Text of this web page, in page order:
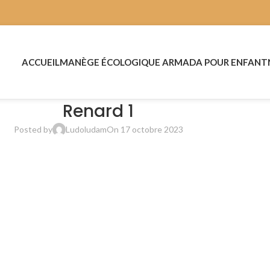
ACCUEIL MANÈGE ÉCOLOGIQUE ARMADA POUR ENFANT
Renard 1
Posted by LudoludamOn 17 octobre 2023